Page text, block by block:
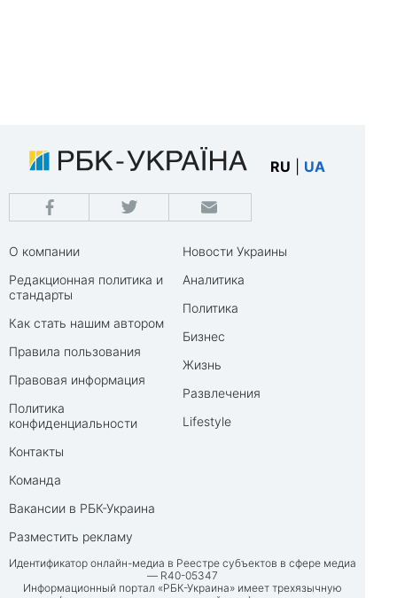
RU UA
О компании
Редакционная политика и
стандарты
Как стать нашим автором
Правила пользования
Правовая информация
Политика
конфиденциальности
Контакты
Команда
Вакансии в РБК-Украина
Разместить рекламу
Новости Украины
Аналитика
Политика
Бизнес
Жизнь
Развлечения
Lifestyle
Идентификатор онлайн-медиа в Реестре субъектов в сфере медиа
— R40-05347
Информационный портал «РБК-Украина» имеет трехязычную